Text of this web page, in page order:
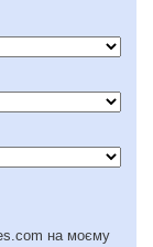
на моєму